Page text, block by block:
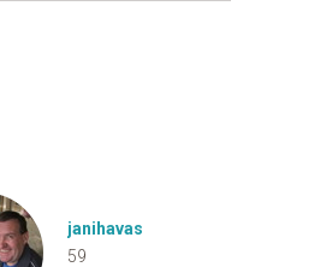
janihavas
59